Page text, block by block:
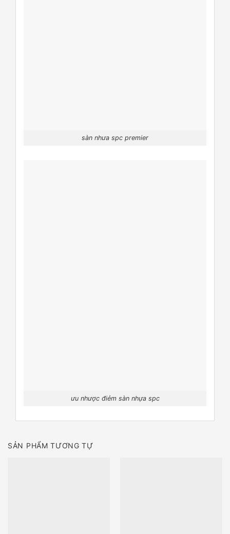
sàn nhưa spc premier
ưu nhược điẻm sàn nhựa spc
SẢN PHẨM TƯƠNG TỰ